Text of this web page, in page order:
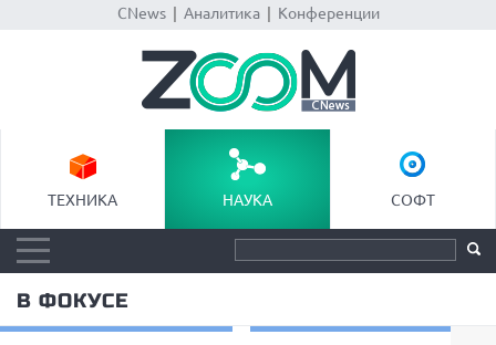
CNews| Аналитика| Конференции
ТЕХНИКА НАУКА СОФТ
В ФОКУСЕ